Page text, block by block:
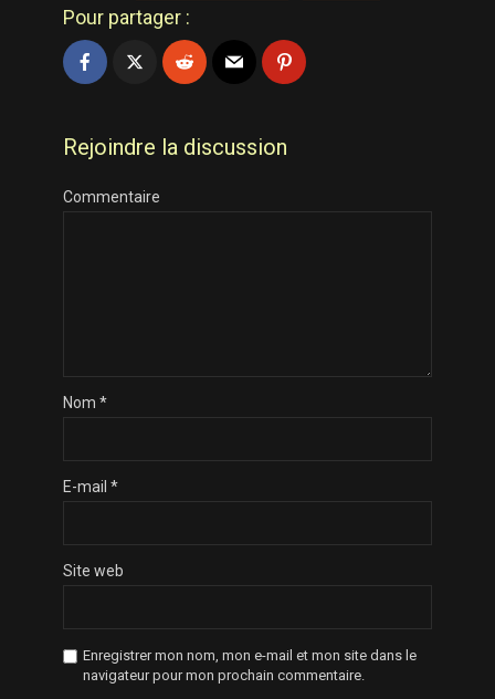
Pour partager :
Rejoindre la discussion
Commentaire
Nom *
E-mail *
Site web
Enregistrer mon nom, mon e-mail et mon site dans le
navigateur pour mon prochain commentaire.